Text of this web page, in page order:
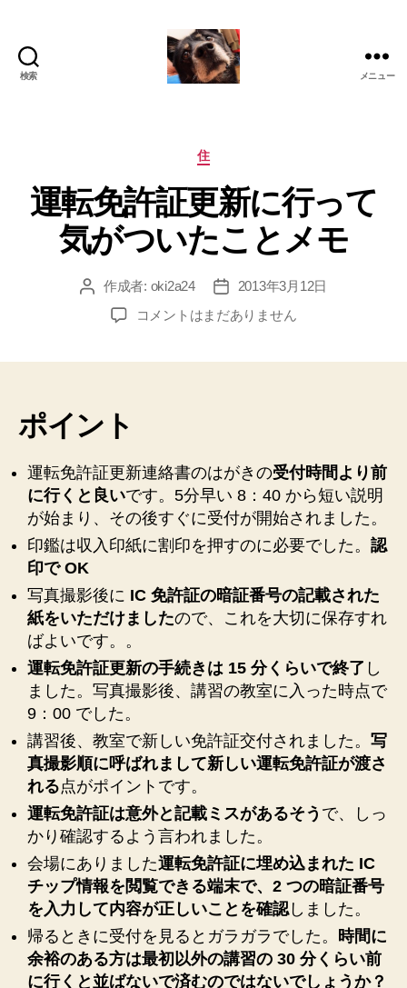
検索 メニュー
カ
ゴ
リ
ー
住
運転免許証更新に行って
気がついたことメモ
投 作成者: oki2a24
投
稿
日
2013年3月12日
運
行
っ
て
気
が
い
た
メ
モ
の
コメントはまだありません
ポイント
運転免許証更新連絡書のはがきの受付時間より前
に行くと良いです。5分早い 8：40 から短い説明
が始まり、その後すぐに受付が開始されました。
印鑑は収入印紙に割印を押すのに必要でした。 認
印で OK
写真撮影後に IC 免許証の暗証番号の記載された
紙をいただけましたので、これを大切に保存すれ
ばよいです。。
運転免許証更新の手続きは 15 分くらいで終了 し
ました。写真撮影後、講習の教室に入った時点で
9：00 でした。
講習後、教室で新しい免許証交付されました。 写
真撮影順に呼ばれまして新しい運転免許証が渡さ
れる点がポイントです。
運転免許証は意外と記載ミスがあるそう で、しっ
かり確認するよう言われました。
会場にありました運転免許証に埋め込まれた IC
チップ情報を閲覧できる端末で、2 つの暗証番号
を入力して内容が正しいことを確認しました。
帰るときに受付を見るとガラガラでした。
時間に
余裕のある方は最初以外の講習の 30 分くらい前
に行くと並ばないで済むのではないでしょうか？